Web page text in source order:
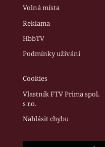
Volná místa
Reklama
HbbTV
Podmínky užívání
Cookies
Vlastník FTV Prima spol.
s r.o.
Nahlásit chybu